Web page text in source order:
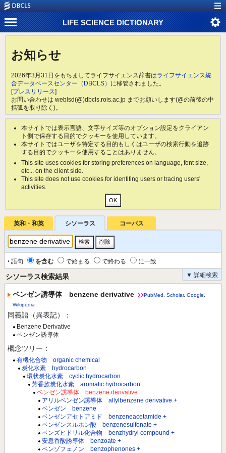
LIFE SCIENCE DICTIONARY
お知らせ
2026年3月31日をもちましてライフサイエンス辞書はライフサイエンス統
合データベースセンター（DBCLS） に移管されました。
[プレスリリース]
お問い合わせは weblsd(@)dbcls.rois.ac.jp までお願いします(@の前後の中
括弧を取り除く)。
本サイトでは表示言語、文字サイズ等のオプション設定をクライアン
ト側で保存する目的でクッキーを使用しています。
本サイトではユーザを特定する目的もしくはユーザの検索行動を追跡
する目的でクッキーを使用することはありません。
This site uses cookies for storing preferences on language, font size,
etc... on the client side.
This site does not use cookies for identifing users or tracing users'
activities.
英和・和英 シソーラス コーパス
‣ 語句 を含む で始まる で終わる
に一致
▼ 詳細検索
シソーラス検索結果
ベンゼン誘導体 benzene derivative PubMed Scholar, Google
Wikipedia
同義語（異表記）：
Benzene Derivative
ベンゼン誘導体
概念ツリー：
有機化合物 organic chemical
炭化水素 hydrocarbon
環状炭化水素 cyclic hydrocarbon
芳香族炭化水素 aromatic hydrocarbon
ベンゼン誘導体 benzene derivative
アリルベンゼン誘導体 allylbenzene derivative +
ベンゼン benzene
ベンゼンアセトアミド benzeneacetamide +
ベンゼンスルホン酸 benzenesulfonate +
ベンズヒドリル化合物 benzhydryl compound +
安息香酸誘導体 benzoate +
ベンゾフェノン benzophenones +